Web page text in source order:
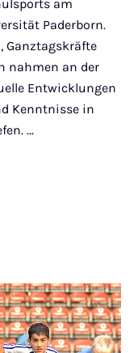
am
Paderborn.
Ganztagskräfte
nahmen an der
Entwicklungen
Kenntnisse in
...